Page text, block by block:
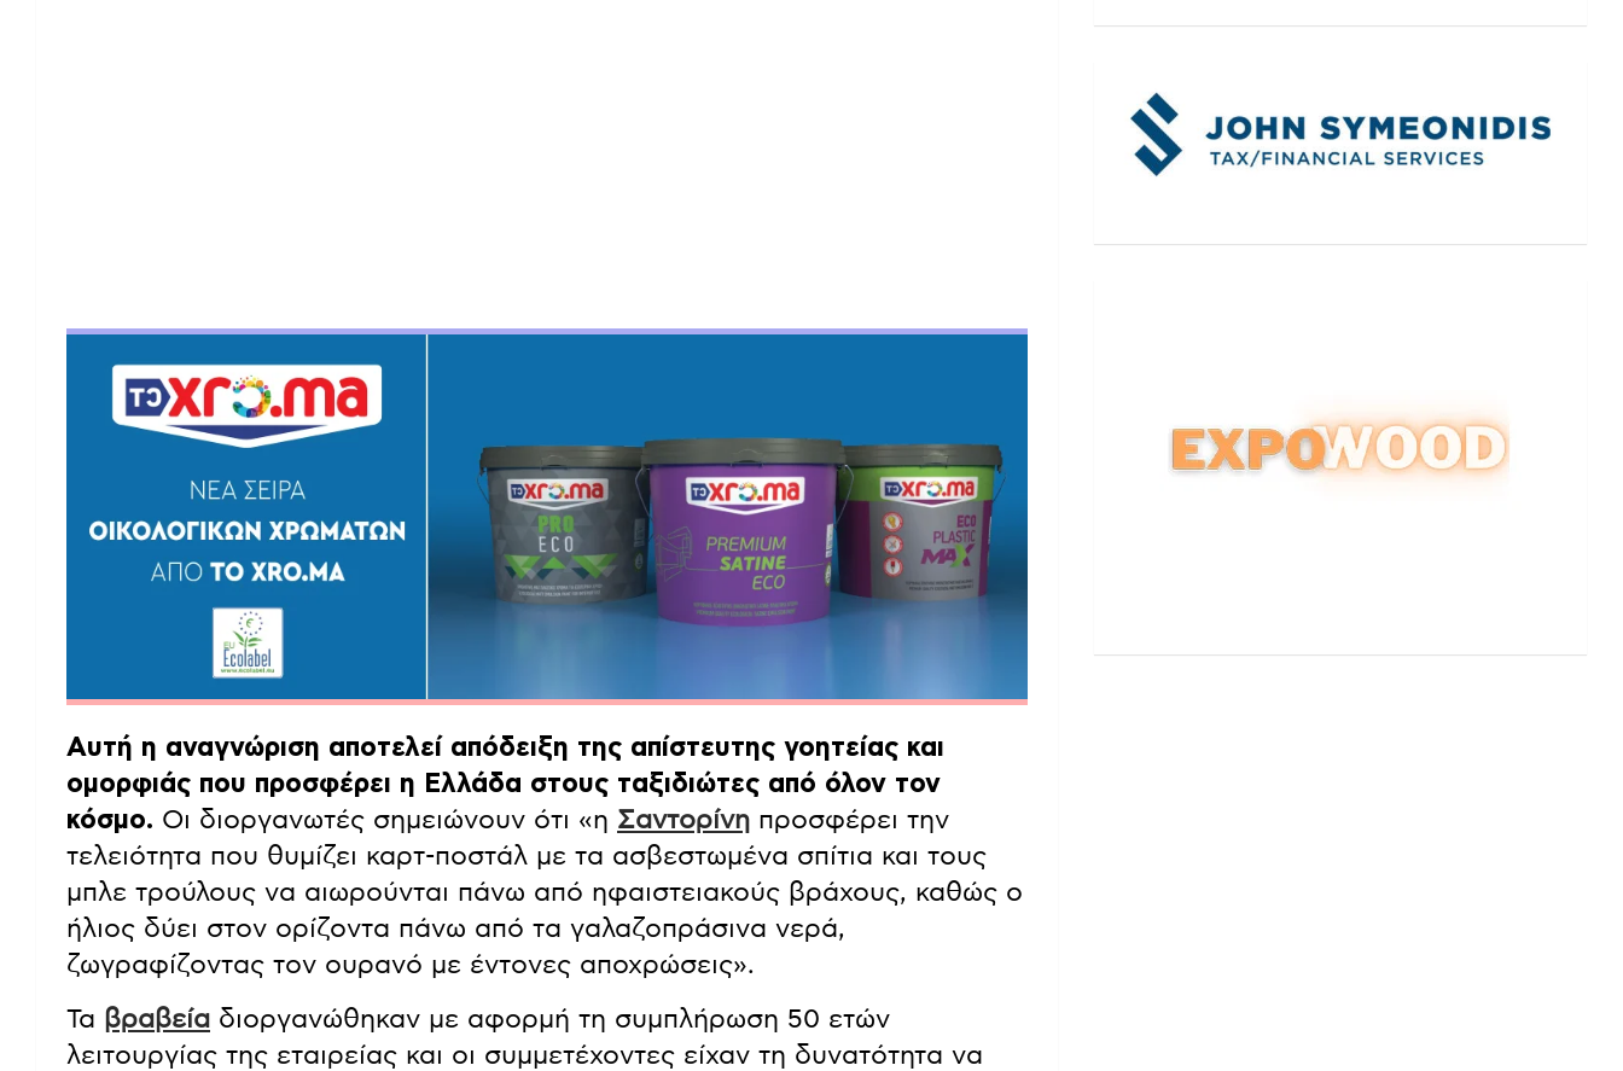
Αυτή η αναγνώριση αποτελεί απόδειξη της απίστευτης γοητείας και
ομορφιάς που προσφέρει η Ελλάδα στους ταξιδιώτες από όλον τον
κόσμο. Οι διοργανωτές σημειώνουν ότι «η Σαντορίνη προσφέρει την
τελειότητα που θυμίζει καρτ-ποστάλ με τα ασβεστωμένα σπίτια και τους
μπλε τρούλους να αιωρούνται πάνω από ηφαιστειακούς βράχους, καθώς ο
ήλιος δύει στον ορίζοντα πάνω από τα γαλαζοπράσινα νερά,
ζωγραφίζοντας τον ουρανό με έντονες αποχρώσεις».
Τα βραβεία διοργανώθηκαν με αφορμή τη συμπλήρωση 50 ετών
λειτουργίας της εταιρείας και οι συμμετέχοντες είχαν τη δυνατότητα να